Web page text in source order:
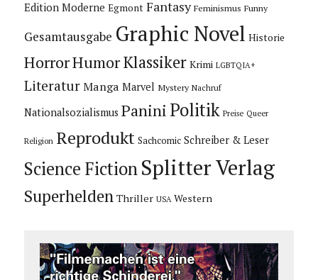
Edition Moderne Egmont Fantasy Feminismus Funny
Gesamtausgabe Graphic Novel Historie
HorrorHumorKlassiker Krimi LGBTQIA+
Literatur Manga Marvel Mystery Nachruf
Nationalsozialismus Panini Politik Preise Queer
Religion Reprodukt Sachcomic Schreiber & Leser
Science Fiction Splitter Verlag
Superhelden Thriller USA Western